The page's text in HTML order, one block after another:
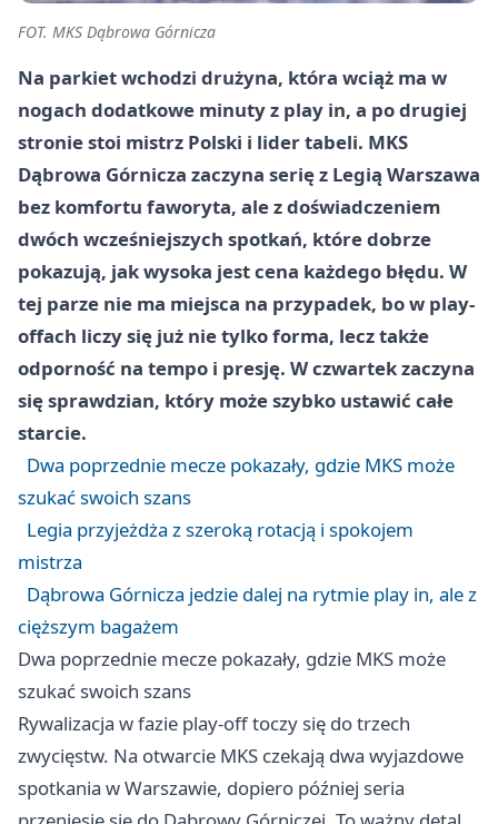
FOT. MKS Dąbrowa Górnicza
Na parkiet wchodzi drużyna, która wciąż ma w
nogach dodatkowe minuty z play in, a po drugiej
stronie stoi mistrz Polski i lider tabeli. MKS
Dąbrowa Górnicza zaczyna serię z Legią Warszawa
bez komfortu faworyta, ale z doświadczeniem
dwóch wcześniejszych spotkań, które dobrze
pokazują, jak wysoka jest cena każdego błędu. W
tej parze nie ma miejsca na przypadek, bo w play-
offach liczy się już nie tylko forma, lecz także
odporność na tempo i presję. W czwartek zaczyna
się sprawdzian, który może szybko ustawić całe
starcie.
Dwa poprzednie mecze pokazały, gdzie MKS może
szukać swoich szans
Legia przyjeżdża z szeroką rotacją i spokojem
mistrza
Dąbrowa Górnicza jedzie dalej na rytmie play in, ale z
cięższym bagażem
Dwa poprzednie mecze pokazały, gdzie MKS może
szukać swoich szans
Rywalizacja w fazie play-off toczy się do trzech
zwycięstw. Na otwarcie MKS czekają dwa wyjazdowe
spotkania wWarszawie, dopiero później seria